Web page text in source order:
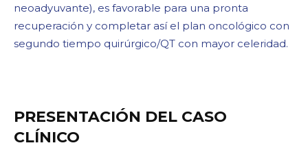
neoadyuvante), es favorable para una pronta
recuperación y completar así el plan oncológico con
segundo tiempo quirúrgico/QT con mayor celeridad.
PRESENTACIÓN DEL CASO
CLÍNICO